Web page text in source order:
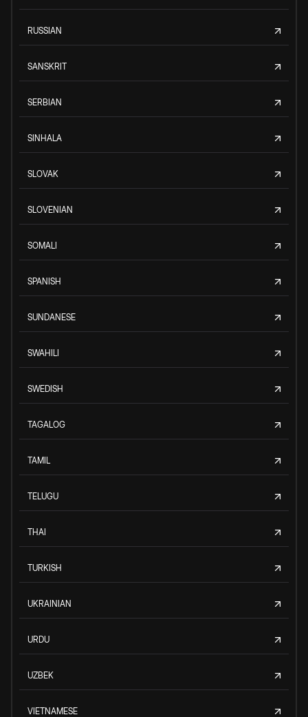
RUSSIAN
SANSKRIT
SERBIAN
SINHALA
SLOVAK
SLOVENIAN
SOMALI
SPANISH
SUNDANESE
SWAHILI
SWEDISH
TAGALOG
TAMIL
TELUGU
THAI
TURKISH
UKRAINIAN
URDU
UZBEK
VIETNAMESE